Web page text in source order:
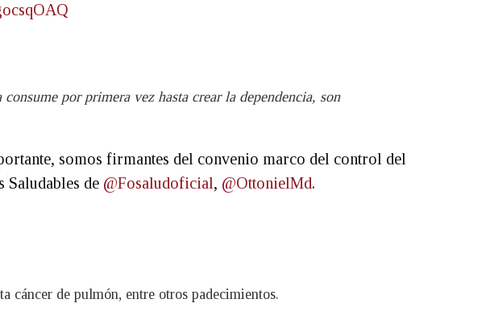
por primera vez hasta crear la dependencia, son
somos firmantes del convenio marco del control del
Saludables de @Fosaludoficial, @OttonielMd.
cáncer de pulmón, entre otros padecimientos.